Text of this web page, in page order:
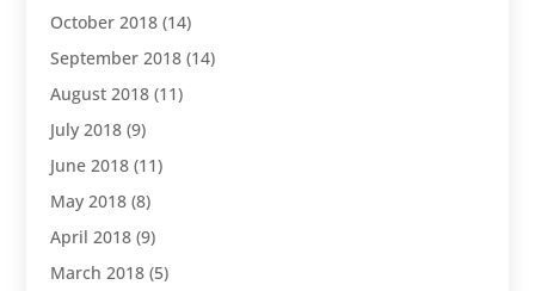
October 2018 (14)
September 2018 (14)
August 2018 (11)
July 2018 (9)
June 2018 (11)
May 2018 (8)
April 2018 (9)
March 2018 (5)